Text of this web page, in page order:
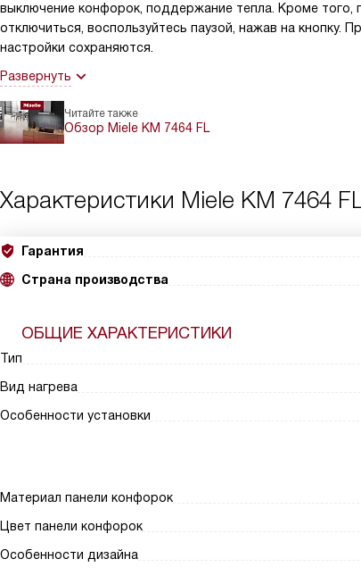
выключение конфорок, поддержание тепла. Кроме того,
отключиться, воспользуйтесь паузой, нажав на кнопку.
настройки сохраняются.
Развернуть
Читайте также
Обзор Miele KM 7464 FL
Характеристики Miele KM 7464
Гарантия
Страна производства
ОБЩИЕ ХАРАКТЕРИСТИКИ
Тип
Вид нагрева
Особенности установки
Материал панели конфорок
Цвет панели конфорок
Особенности дизайна